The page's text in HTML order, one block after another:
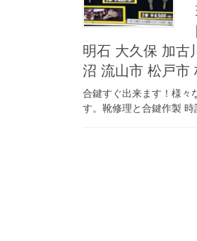
明石 大久保 加古
沼 流山市 松戸市
合鍵すぐ出来ます！様々
す。靴修理と合鍵作製